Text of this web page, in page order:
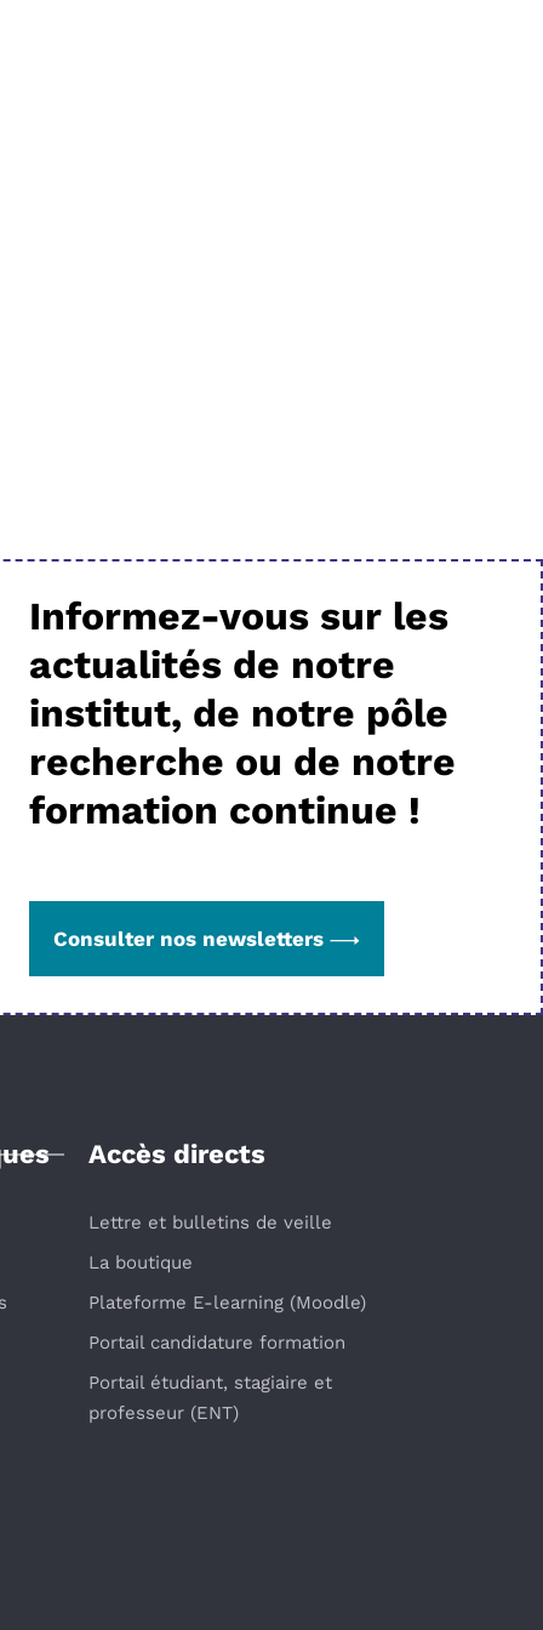
Informez-vous sur les
actualités de notre
institut, de notre pôle
recherche ou de notre
formation continue !
Consulter nos newsletters
Accès directs
Lettre et bulletins de veille
La boutique
Plateforme E-learning (Moodle)
Portail candidature formation
Portail étudiant, stagiaire et
professeur (ENT)